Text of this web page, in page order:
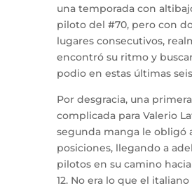
una temporada con
piloto del #70, pero con
lugares consecutivos,
encontró su ritmo y
podio en estas últimas
Por desgracia, una
complicada para Valerio
segunda manga le obligó
posiciones, llegando a
pilotos en su camino
12. No era lo que el italiano